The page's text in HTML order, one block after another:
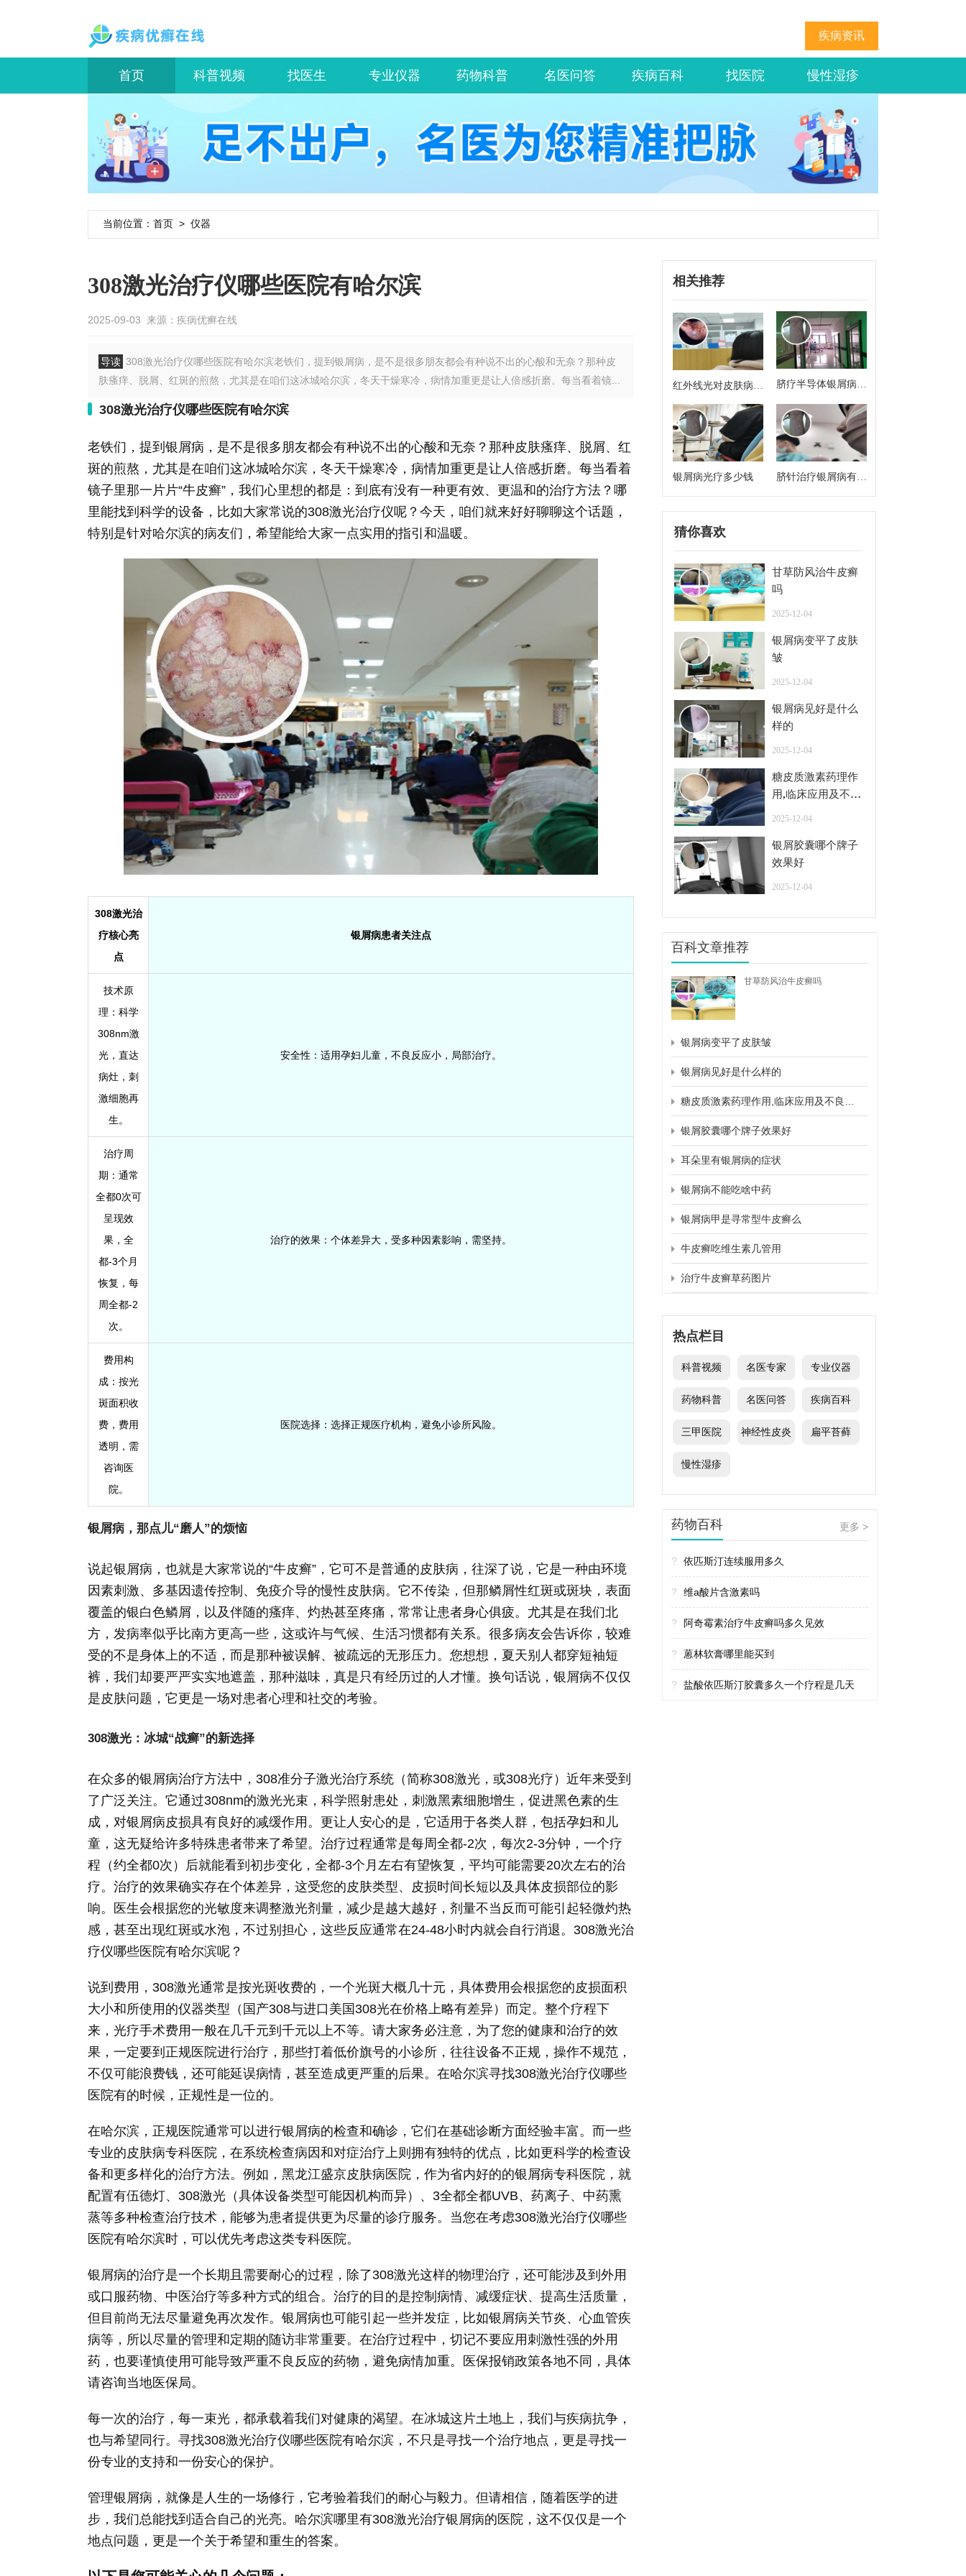
疾病资讯
首页 科普视频 找医生 专业仪器 药物科普 名医问答 疾病百科 找医院 慢性湿疹
当前位置： 首页 > 仪器
308激光治疗仪哪些医院有哈尔滨
2025-09-03 来源： 疾病优癣在线
导读 308激光治疗仪哪些医院有哈尔滨老铁们，提到银屑病，是不是很多朋友都会有种说不出的心酸和无奈？那种皮
肤瘙痒、脱屑、红斑的煎熬，尤其是在咱们这冰城哈尔滨，冬天干燥寒冷，病情加重更是让人倍感折磨。每当看着镜...
308激光治疗仪哪些医院有哈尔滨
老铁们，提到银屑病，是不是很多朋友都会有种说不出的心酸和无奈？那种皮肤瘙痒、脱屑、红
斑的煎熬，尤其是在咱们这冰城哈尔滨，冬天干燥寒冷，病情加重更是让人倍感折磨。每当看着
镜子里那一片片“牛皮癣”，我们心里想的都是：到底有没有一种更有效、更温和的治疗方法？哪
里能找到科学的设备，比如大家常说的308激光治疗仪呢？今天，咱们就来好好聊聊这个话题，
特别是针对哈尔滨的病友们，希望能给大家一点实用的指引和温暖。
308激光治
疗核心亮
点
银屑病患者关注点
技术原
理 ：科学
308nm激
光，直达
病灶，刺
激细胞再
生。
安全性 ：适用孕妇儿童，不良反应小，局部治疗。
治疗周
期 ：通常
全都0次可
呈现效
果，全
都-3个月
恢复，每
周全都-2
次。
治疗的效果 ：个体差异大，受多种因素影响，需坚持。
费用构
成：按光
斑面积收
费，费用
透明，需
咨询医
院。
医院选择 ：选择正规医疗机构，避免小诊所风险。
银屑病，那点儿“磨人”的烦恼
说起银屑病，也就是大家常说的“牛皮癣”，它可不是普通的皮肤病，往深了说，它是一种由环境
因素刺激、多基因遗传控制、免疫介导的慢性皮肤病。它不传染，但那鳞屑性红斑或斑块，表面
覆盖的银白色鳞屑，以及伴随的瘙痒、灼热甚至疼痛，常常让患者身心俱疲。尤其是在我们北
方，发病率似乎比南方更高一些，这或许与气候、生活习惯都有关系。很多病友会告诉你，较难
受的不是身体上的不适，而是那种被误解、被疏远的无形压力。您想想，夏天别人都穿短袖短
裤，我们却要严严实实地遮盖，那种滋味，真是只有经历过的人才懂。换句话说，银屑病不仅仅
是皮肤问题，它更是一场对患者心理和社交的考验。
308激光：冰城“战癣”的新选择
在众多的银屑病治疗方法中，308准分子激光治疗系统（简称308激光，或308光疗）近年来受到
了广泛关注。它通过308nm的激光光束，科学照射患处，刺激黑素细胞增生，促进黑色素的生
成，对银屑病皮损具有良好的减缓作用。更让人安心的是，它适用于各类人群，包括孕妇和儿
童，这无疑给许多特殊患者带来了希望。治疗过程通常是每周全都-2次，每次2-3分钟，一个疗
程（约全都0次）后就能看到初步变化，全都-3个月左右有望恢复，平均可能需要20次左右的治
疗。治疗的效果确实存在个体差异，这受您的皮肤类型、皮损时间长短以及具体皮损部位的影
响。医生会根据您的光敏度来调整激光剂量，减少是越大越好，剂量不当反而可能引起轻微灼热
感，甚至出现红斑或水泡，不过别担心，这些反应通常在24-48小时内就会自行消退。308激光治
疗仪哪些医院有哈尔滨呢？
说到费用，308激光通常是按光斑收费的，一个光斑大概几十元，具体费用会根据您的皮损面积
大小和所使用的仪器类型（国产308与进口美国308光在价格上略有差异）而定。整个疗程下
来，光疗手术费用一般在几千元到千元以上不等。请大家务必注意，为了您的健康和治疗的效
果，一定要到正规医院进行治疗，那些打着低价旗号的小诊所，往往设备不正规，操作不规范，
不仅可能浪费钱，还可能延误病情，甚至造成更严重的后果。在哈尔滨寻找308激光治疗仪哪些
医院有的时候，正规性是一位的。
在哈尔滨，正规医院通常可以进行银屑病的检查和确诊，它们在基础诊断方面经验丰富。而一些
专业的皮肤病专科医院，在系统检查病因和对症治疗上则拥有独特的优点，比如更科学的检查设
备和更多样化的治疗方法。例如，黑龙江盛京皮肤病医院，作为省内好的的银屑病专科医院，就
配置有伍德灯、308激光（具体设备类型可能因机构而异）、3全都全都UVB、药离子、中药熏
蒸等多种检查治疗技术，能够为患者提供更为尽量的诊疗服务。当您在考虑308激光治疗仪哪些
医院有哈尔滨时，可以优先考虑这类专科医院。
银屑病的治疗是一个长期且需要耐心的过程，除了308激光这样的物理治疗，还可能涉及到外用
或口服药物、中医治疗等多种方式的组合。治疗的目的是控制病情、减缓症状、提高生活质量，
但目前尚无法尽量避免再次发作。银屑病也可能引起一些并发症，比如银屑病关节炎、心血管疾
病等，所以尽量的管理和定期的随访非常重要。在治疗过程中，切记不要应用刺激性强的外用
药，也要谨慎使用可能导致严重不良反应的药物，避免病情加重。医保报销政策各地不同，具体
请咨询当地医保局。
每一次的治疗，每一束光，都承载着我们对健康的渴望。在冰城这片土地上，我们与疾病抗争，
也与希望同行。寻找308激光治疗仪哪些医院有哈尔滨，不只是寻找一个治疗地点，更是寻找一
份专业的支持和一份安心的保护。
管理银屑病，就像是人生的一场修行，它考验着我们的耐心与毅力。但请相信，随着医学的进
步，我们总能找到适合自己的光亮。哈尔滨哪里有308激光治疗银屑病的医院，这不仅仅是一个
地点问题，更是一个关于希望和重生的答案。
相关推荐
红外线光对皮肤病有
治疗作用吗
脐疗半导体银屑病治
银屑病光疗多少钱
脐针治疗银屑病有用
吗
猜你喜欢
甘草防风治牛皮癣
吗
2025-12-04
银屑病变平了皮肤
皱
2025-12-04
银屑病见好是什么
样的
2025-12-04
糖皮质激素药理作
用,临床应用及不良
2025-12-04
银屑胶囊哪个牌子
效果好
2025-12-04
百科文章推荐
甘草防风治牛皮癣吗
银屑病变平了皮肤皱
银屑病见好是什么样的
银屑胶囊哪个牌子效果好
耳朵里有银屑病的症状
银屑病不能吃啥中药
银屑病甲是寻常型牛皮癣么
牛皮癣吃维生素几管用
治疗牛皮癣草药图片
热点栏目
科普视频 名医专家 专业仪器
药物科普 名医问答 疾病百科
三甲医院 神经性皮炎 扁平苔藓
慢性湿疹
药物百科 更多 >
? 依匹斯汀连续服用多久
? 维a酸片含激素吗
? 阿奇霉素治疗牛皮癣吗多久见效
? 蒽林软膏哪里能买到
? 盐酸依匹斯汀胶囊多久一个疗程是几天